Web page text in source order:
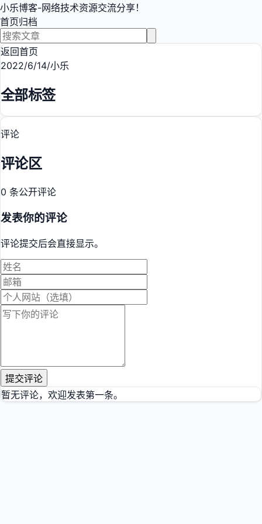
小乐博客-网络技术资源交流分享！
首页归档
返回首页
2022/6/14/小乐
全部标签
评论
评论区
0 条公开评论
发表你的评论
评论提交后会直接显示。
提交评论
暂无评论，欢迎发表第一条。